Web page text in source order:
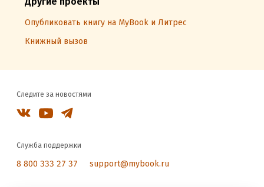
Опубликовать книгу на MyBook и Литрес
Книжный вызов
Следите за новостями
Служба поддержки
8 800 333 27 37 support@mybook.ru